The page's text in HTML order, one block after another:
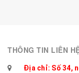
THÔNG TIN LIÊN
Địa chỉ: Số 34,